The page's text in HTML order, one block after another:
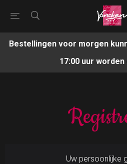
Bestellingen voor morgen
17:00 uur
Uw persoonlijke